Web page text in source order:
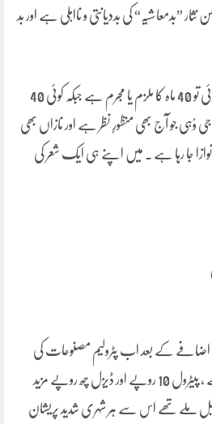
”بدمعاشیہ“ کی بددیانتی و نااہلی ہے اور بد
مگر اس میں حصہ بقدر جثہ ہے ، کوئی تو 40 ماہ کا ملزم یا مجرم ہے جبکہ کوئی 40
وُہی جو آج بھی منظورٍ نظر ہے اور نازاں بھی
جا رہا ہے ۔ میں اپنے ہی ایک شعر کی
اضافے کے بعد اب پٹرولیم مصنوعات کی
قیمتوں میں بھی اضافہ فرما دیا ہے ، پیٹرول 10 روپے اور ڈیزل چھ روپے مزید
کے بل ملے تھے اس سے ہر شہری شدید پریشان